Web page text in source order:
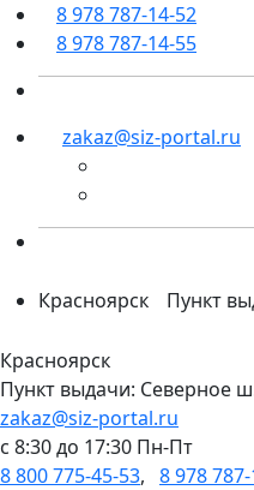
8 978 787-14-52
8 978 787-14-55
zakaz@siz-portal.ru
Красноярск Пункт
Красноярск
Пункт выдачи: Северное
zakaz@siz-portal.ru
c 8:30 до 17:30 Пн-Пт
8 800 775-45-53, 8 978 787-